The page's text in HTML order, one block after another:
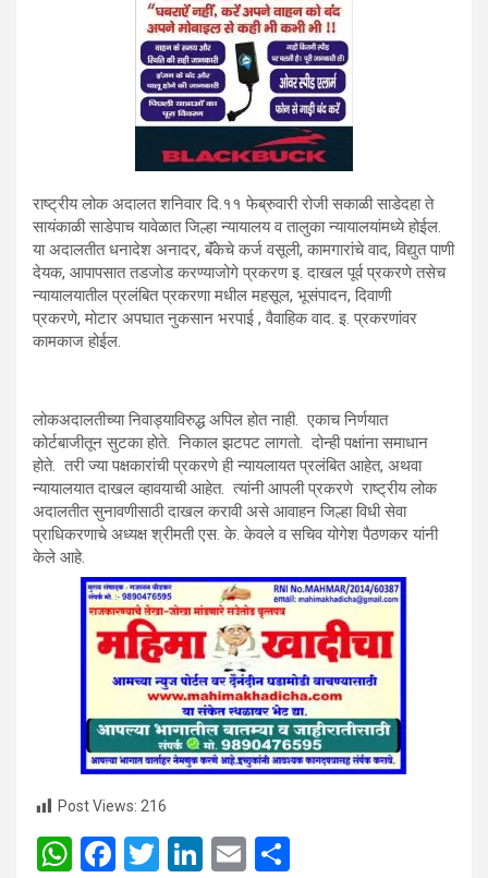
राष्ट्रीय लोक अदालत शनिवार दि.११ फेब्रुवारी रोजी सकाळी साडेदहा ते
सायंकाळी साडेपाच यावेळात जिल्हा न्यायालय व तालुका न्यायालयांमध्ये होईल.
या अदालतीत धनादेश अनादर, बॅंकेचे कर्ज वसूली, कामगारांचे वाद, विद्युत पाणी
देयक, आपापसात तडजोड करण्याजोगे प्रकरण इ. दाखल पूर्व प्रकरणे तसेच
न्यायालयातील प्रलंबित प्रकरणा मधील महसूल, भूसंपादन, दिवाणी
प्रकरणे, मोटार अपघात नुकसान भरपाई , वैवाहिक वाद. इ. प्रकरणांवर
कामकाज होईल.
लोकअदालतीच्या निवाड्याविरुद्ध अपिल होत नाही. एकाच निर्णयात
कोर्टबाजीतून सुटका होते. निकाल झटपट लागतो. दोन्ही पक्षांना समाधान
होते. तरी ज्या पक्षकारांची प्रकरणे ही न्यायलायत प्रलंबित आहेत, अथवा
न्यायालयात दाखल व्हावयाची आहेत. त्यांनी आपली प्रकरणे राष्ट्रीय लोक
अदालतीत सुनावणीसाठी दाखल करावी असे आवाहन जिल्हा विधी सेवा
प्राधिकरणाचे अध्यक्ष श्रीमती एस. के. केवले व सचिव योगेश पैठणकर यांनी
केले आहे.
Post Views: 216
W F
T
Li
E